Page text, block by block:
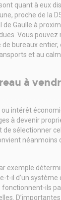
quant à eux
proche de la
de Gaulle à
Vous
bureaux entier,
et au
à
intérêt
à devenir
de sélectionner
néanmoins
exemple
t-il d’un système
fonctionnent-ils